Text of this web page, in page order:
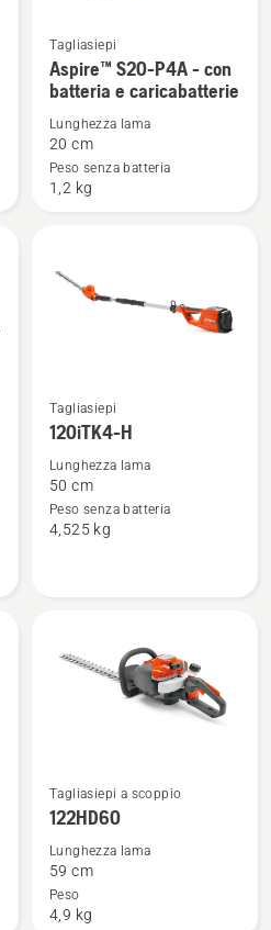
Vedi
maggiori
dettagli
su
Aspire™
S20-
batteria
Tagliasiepi
Aspire™ S20-P4A - con
batteria e caricabatterie
Lunghezza lama
20 cm
Peso senza batteria
1,2 kg
Vedi
dettagli
su
120iTK4-
Tagliasiepi
120iTK4-H
Lunghezza lama
50 cm
Peso senza batteria
4,525 kg
Vedi
maggiori
su
122HD60
Tagliasiepi a scoppio
122HD60
Lunghezza lama
59 cm
Peso
4,9 kg